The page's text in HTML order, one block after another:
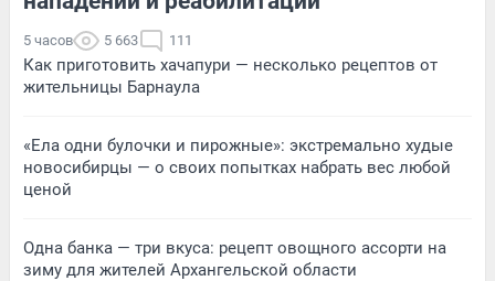
5 часов 5 663 111
Как приготовить хачапури — несколько рецептов от
жительницы Барнаула
«Ела одни булочки и пирожные»: экстремально худые
новосибирцы — о своих попытках набрать вес любой
ценой
Одна банка — три вкуса: рецепт овощного ассорти на
зиму для жителей Архангельской области